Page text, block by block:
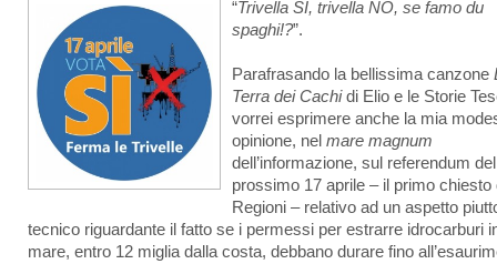
“Trivella SI, trivella NO, se famo du
spaghi!?”.
Parafrasando la bellissima canzone
Terra dei Cachidi Elio e le Storie
vorrei esprimere anche la mia
opinione, nel mare magnum
dell’informazione, sul referendum del
prossimo 17 aprile – il primo chiesto
Regioni – relativo ad un aspetto
tecnico riguardante il fatto se i permessi per estrarre idrocarburi
mare, entro 12 miglia dalla costa, debbano durare fino